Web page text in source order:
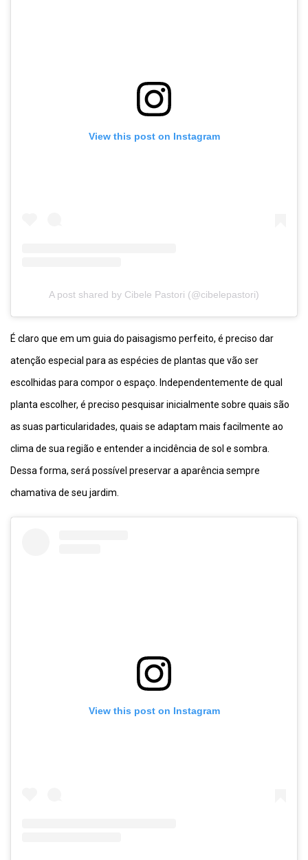
View this post on Instagram
A post shared by Cibele Pastori (@cibelepastori)
É claro que em um guia do paisagismo perfeito, é preciso dar
atenção especial para as espécies de plantas que vão ser
escolhidas para compor o espaço. Independentemente de qual
planta escolher, é preciso pesquisar inicialmente sobre quais são
as suas particularidades, quais se adaptam mais facilmente ao
clima de sua região e entender a incidência de sol e sombra.
Dessa forma, será possível preservar a aparência sempre
chamativa de seu jardim.
View this post on Instagram